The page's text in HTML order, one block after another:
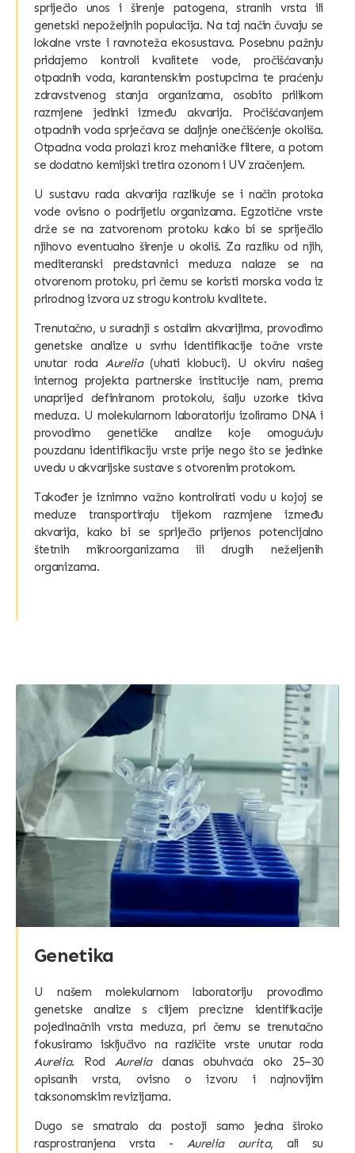
spriječio unos i širenje patogena, stranih vrsta ili
genetski nepoželjnih populacija. Na taj način čuvaju se
lokalne vrste i ravnoteža ekosustava. Posebnu pažnju
pridajemo kontroli kvalitete vode, pročišćavanju
otpadnih voda, karantenskim postupcima te praćenju
zdravstvenog stanja organizama, osobito prilikom
razmjene jedinki između akvarija. Pročišćavanjem
otpadnih voda sprječava se daljnje onečišćenje okoliša.
Otpadna voda prolazi kroz mehaničke filtere, a potom
se dodatno kemijski tretira ozonom i UV zračenjem.
U sustavu rada akvarija razlikuje se i način protoka
vode ovisno o podrijetlu organizama. Egzotične vrste
drže se na zatvorenom protoku kako bi se spriječilo
njihovo eventualno širenje u okoliš. Za razliku od njih,
mediteranski predstavnici meduza nalaze se na
otvorenom protoku, pri čemu se koristi morska voda iz
prirodnog izvora uz strogu kontrolu kvalitete.
Trenutačno, u suradnji s ostalim akvarijima, provodimo
genetske analize u svrhu identifikacije točne vrste
unutar rodaAurelia(uhati klobuci). U okviru našeg
internog projekta partnerske institucije nam, prema
unaprijed definiranom protokolu, šalju uzorke tkiva
meduza. U molekularnom laboratoriju izoliramo DNA i
provodimo genetičke analize koje omogućuju
pouzdanu identifikaciju vrste prije nego što se jedinke
uvedu u akvarijske sustave s otvorenim protokom.
Također je iznimno važno kontrolirati vodu u kojoj se
meduze transportiraju tijekom razmjene između
akvarija, kako bi se spriječio prijenos potencijalno
štetnih mikroorganizama ili drugih neželjenih
organizama.
Genetika
U našem molekularnom laboratoriju provodimo
genetske analize s ciljem precizne identifikacije
pojedinačnih vrsta meduza, pri čemu se trenutačno
fokusiramo isključivo na različite vrste unutar roda
Aurelia. Rod Aureliadanas obuhvaća oko 25–30
opisanih vrsta, ovisno o izvoru i najnovijim
taksonomskim revizijama.
Dugo se smatralo da postoji samo jedna široko
rasprostranjena vrsta - Aurelia aurita, ali su